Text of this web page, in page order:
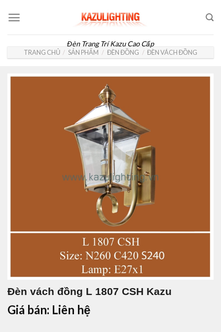
Đèn Trang Trí Kazu Cao Cấp
TRANG CHỦ / SẢN PHẨM / ĐÈN ĐỒNG / ĐÈN VÁCH ĐỒNG
Đèn vách đồng L 1807 CSH Kazu
Giá bán: Liên hệ